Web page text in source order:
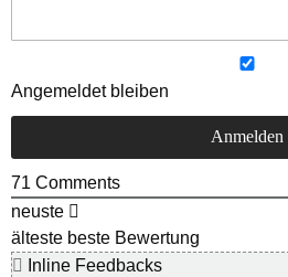
Angemeldet bleiben
71 Comments
neuste
älteste beste Bewertung
Inline Feedbacks